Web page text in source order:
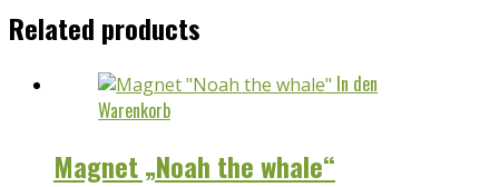
Related products
In den
Warenkorb
Magnet „Noah the whale“